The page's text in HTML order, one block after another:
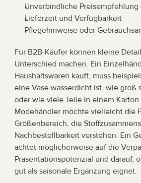
Unverbindliche Preisempfehlung
Lieferzeit und Verfügbarkeit
Pflegehinweise oder
Für B2B-Käufer können kleine
Unterschied machen. Ein
Haushaltswaren kauft, muss
eine Vase wasserdicht ist, wie groß
oder wie viele Teile in einem
Modehändler möchte vielleicht die
Größenbereich, die
Nachbestellbarkeit verstehen. Ein
achtet möglicherweise auf die
Präsentationspotenzial und darauf,
gut als saisonale Ergänzung eignet.